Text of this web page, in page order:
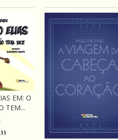
EM: O
TEM...